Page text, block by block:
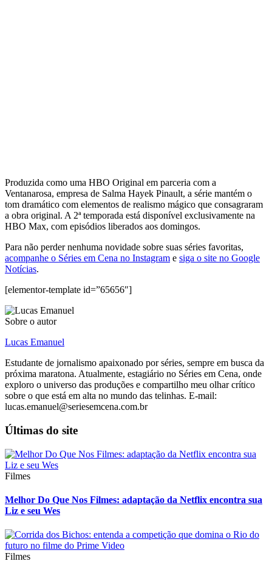
Produzida como uma HBO Original em parceria com a
Ventanarosa, empresa de Salma Hayek Pinault, a série mantém o
tom dramático com elementos de realismo mágico que consagraram
a obra original. A 2ª temporada está disponível exclusivamente na
HBO Max, com episódios liberados aos domingos.
Para não perder nenhuma novidade sobre suas séries favoritas,
acompanhe o Séries em Cena no Instagram e siga o site no Google
Notícias.
[elementor-template id=”65656″]
Sobre o autor
Lucas Emanuel
Estudante de jornalismo apaixonado por séries, sempre em busca da
próxima maratona. Atualmente, estagiário no Séries em Cena, onde
exploro o universo das produções e compartilho meu olhar crítico
sobre o que está em alta no mundo das telinhas. E-mail:
lucas.emanuel@seriesemcena.com.br
Últimas do site
Filmes
Melhor Do Que Nos Filmes: adaptação da Netflix encontra sua
Liz e seu Wes
Filmes